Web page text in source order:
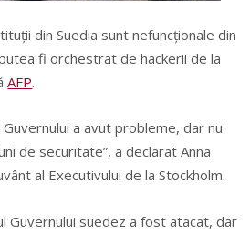
din Suedia sunt nefuncţionale din
fi orchestrat de hackerii de la
AFP.
a avut probleme, dar nu
de securitate”, a declarat Anna
al Executivului de la Stockholm.
Guvernului suedez a fost atacat, dar